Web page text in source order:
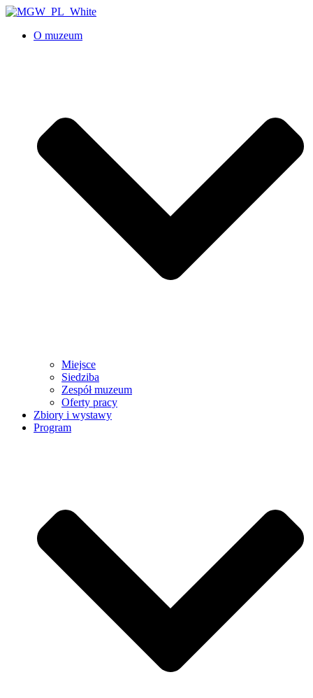
O muzeum
Miejsce
Siedziba
Zespół muzeum
Oferty pracy
Zbiory i wystawy
Program